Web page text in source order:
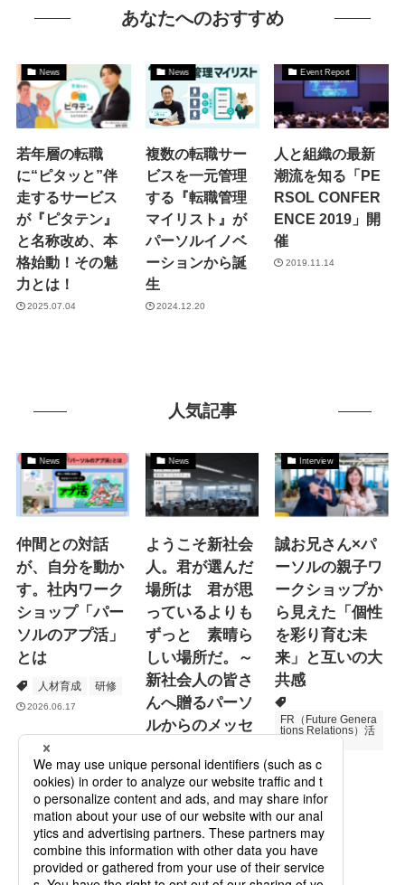
あなたへのおすすめ
News
若年層の転職
に“ピタッと”伴
走するサービス
が『ピタテン』
と名称改め、本
格始動！その魅
力とは！
2025.07.04
News
複数の転職サー
ビスを一元管理
する『転職管理
マイリスト』が
パーソルイノベ
ーションから誕
生
2024.12.20
Event Report
人と組織の最新
潮流を知る「PE
RSOL CONFER
ENCE 2019」開
催
2019.11.14
人気記事
News
仲間との対話
が、自分を動か
す。社内ワーク
ショップ「パー
ソルのアプ活」
とは
人材育成 研修
2026.06.17
News
ようこそ新社会
人。君が選んだ
場所は 君が思
っているよりも
ずっと 素晴ら
しい場所だ。～
新社会人の皆さ
んへ贈るパーソ
ルからのメッセ
Specialized Servic
es
プロモーション
Interview
誠お兄さん×パ
ーソルの親子ワ
ークショップか
ら見えた「個性
を彩り育む未
来」と互いの大
共感
FR（Future Genera
tions Relations）活
次世代育成
2026.06.16